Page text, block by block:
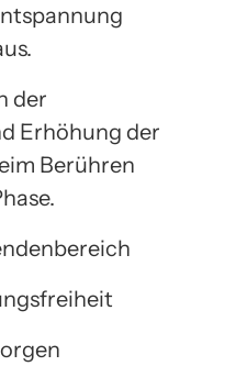
der
Erhöhung der
Berühren